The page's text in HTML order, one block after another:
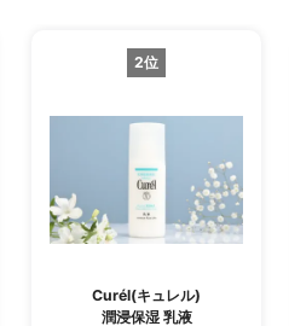
2位
Curél(キュレル)
潤浸保湿 乳液